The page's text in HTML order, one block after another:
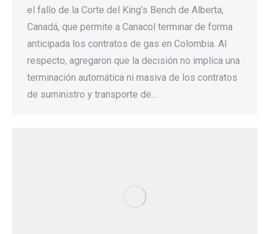
el fallo de la Corte del King’s Bench de Alberta,
Canadá, que permite a Canacol terminar de forma
anticipada los contratos de gas en Colombia. Al
respecto, agregaron que la decisión no implica una
terminación automática ni masiva de los contratos
de suministro y transporte de…